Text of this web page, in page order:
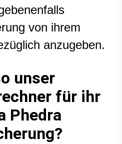
von ihrem
anzugeben.
unser
für ihr
Phedra